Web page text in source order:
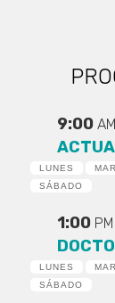
9:00AM
LUNES
SÁBADO
1:00 PM
LUNES
SÁBADO